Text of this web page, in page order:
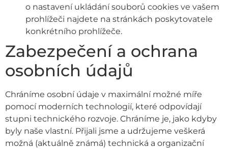
o nastavení ukládání souborů cookies ve vašem
prohlížeči najdete na stránkách poskytovatele
konkrétního prohlížeče.
Zabezpečení a ochrana
osobních údajů
Chráníme osobní údaje v maximální možné míře
pomocí moderních technologií, které odpovídají
stupni technického rozvoje. Chráníme je, jako kdyby
byly naše vlastní. Přijali jsme a udržujeme veškerá
možná (aktuálně známá) technická a organizační